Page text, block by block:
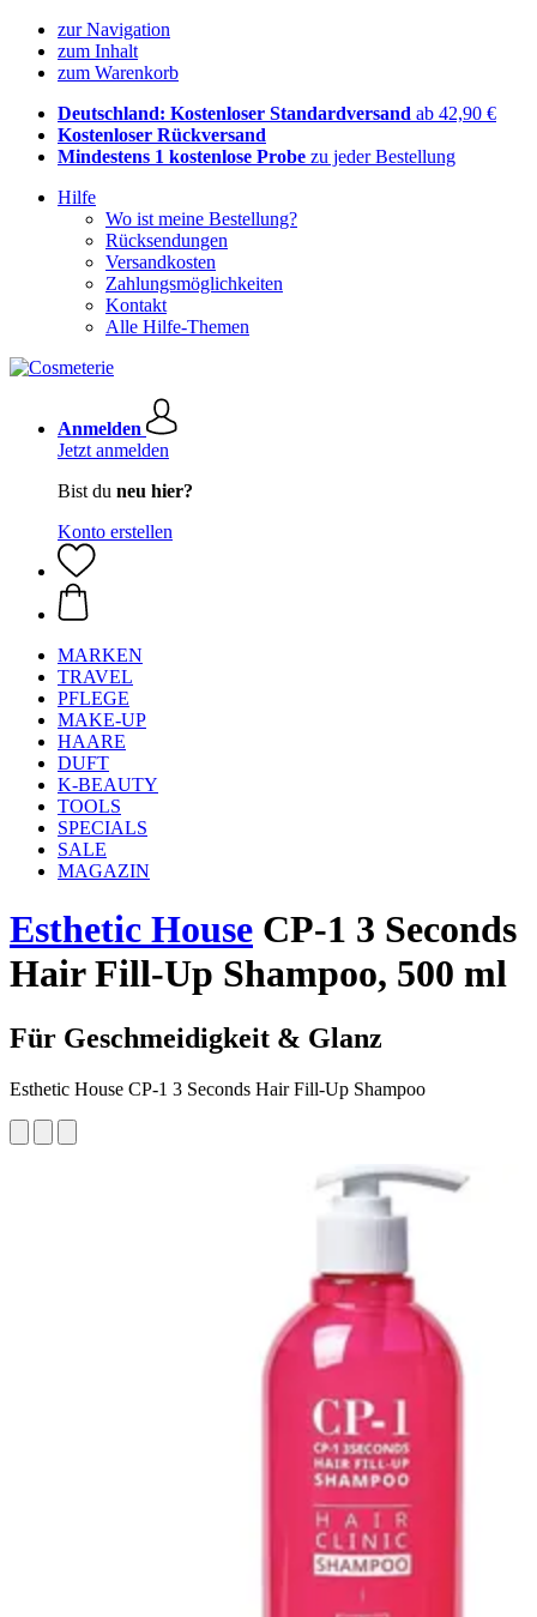
zur Navigation
zum Inhalt
zum Warenkorb
Deutschland: Kostenloser Standardversand ab 42,90 €
Kostenloser Rückversand
Mindestens 1 kostenlose Probe zu jeder Bestellung
Hilfe
Wo ist meine Bestellung?
Rücksendungen
Versandkosten
Zahlungsmöglichkeiten
Kontakt
Alle Hilfe-Themen
Anmelden
Jetzt anmelden
Bist du neu hier?
Konto erstellen
MARKEN
TRAVEL
PFLEGE
MAKE-UP
HAARE
DUFT
K-BEAUTY
TOOLS
SPECIALS
SALE
MAGAZIN
Esthetic House CP-1 3 Seconds
Hair Fill-Up Shampoo, 500 ml
Für Geschmeidigkeit & Glanz
Esthetic House CP-1 3 Seconds Hair Fill-Up Shampoo